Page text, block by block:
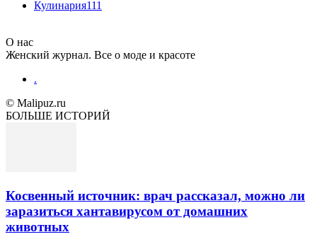
Кулинария111
О нас
Женский журнал. Все о моде и красоте
.
© Malipuz.ru
БОЛЬШЕ ИСТОРИЙ
Косвенный источник: врач рассказал, можно ли
заразиться хантавирусом от домашних
животных